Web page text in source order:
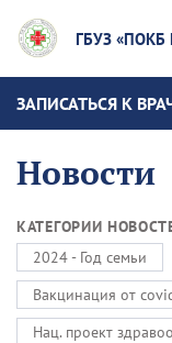
ГБУЗ
ЗАПИСАТЬСЯ К
Новости
КАТЕГОРИИ
2024 - Год семьи
Вакцинация от
Нац. проект